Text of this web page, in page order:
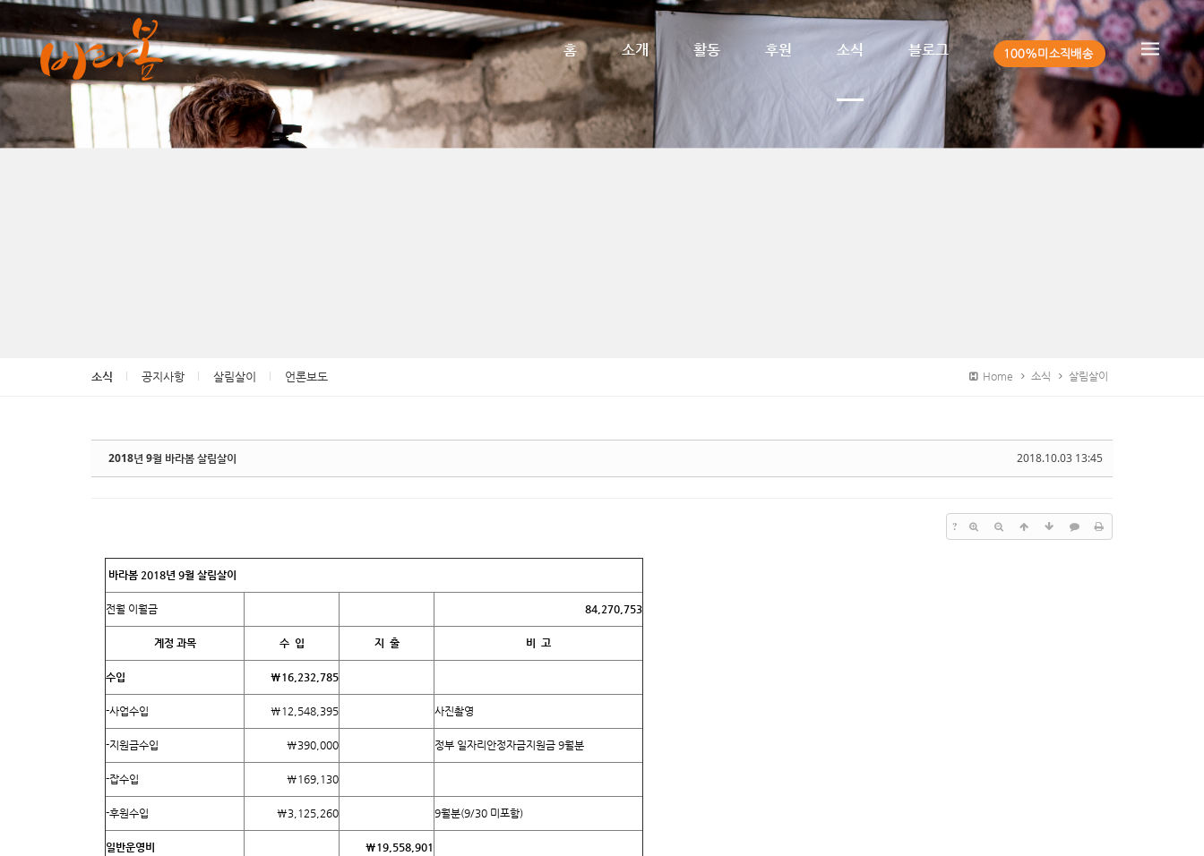
홈 소개 활동 후원 소식 블로그
소식 공지사항 살림살이 언론보도 Home 소식 살림살이
2018.10.03 13:45
2018년 9월 바라봄 살림살이
?
바라봄 2018년 9월 살림살이
전월 이월금 84,270,753
계정 과목 수 입 지 출 비 고
수입 ₩16,232,785
-사업수입 ₩12,548,395 사진촬영
-지원금수입 ₩390,000 정부 일자리안정자금지원금 9월분
-잡수입 ₩169,130
-후원수입 ₩3,125,260 9월분(9/30 미포함)
일반운영비 ₩19,558,901